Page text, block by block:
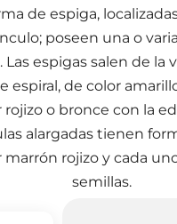
de espiga,
poseen una o
Las espigas salen de la
espiral, de color
rojizo o bronce con la
alargadas tienen
marrón rojizo y cada
semillas.